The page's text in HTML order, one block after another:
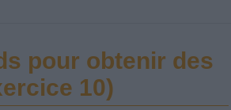
pour obtenir des
10)